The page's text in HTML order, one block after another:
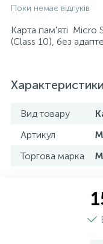
Поки немає відгуків
Карта пам'яті Micro
(Сlass 10), без
Характеристики
Вид товару
Артикул
Торгова марка